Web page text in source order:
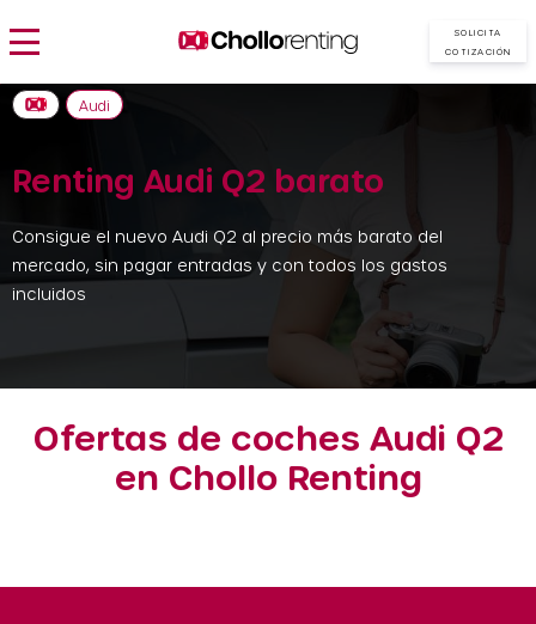
SOLICITA
COTIZACIÓN
Renting Audi Q2 barato
Consigue el nuevo Audi Q2 al precio más barato del
mercado, sin pagar entradas y con todos los gastos
incluidos
Audi
Ofertas de coches Audi Q2
en Chollo Renting